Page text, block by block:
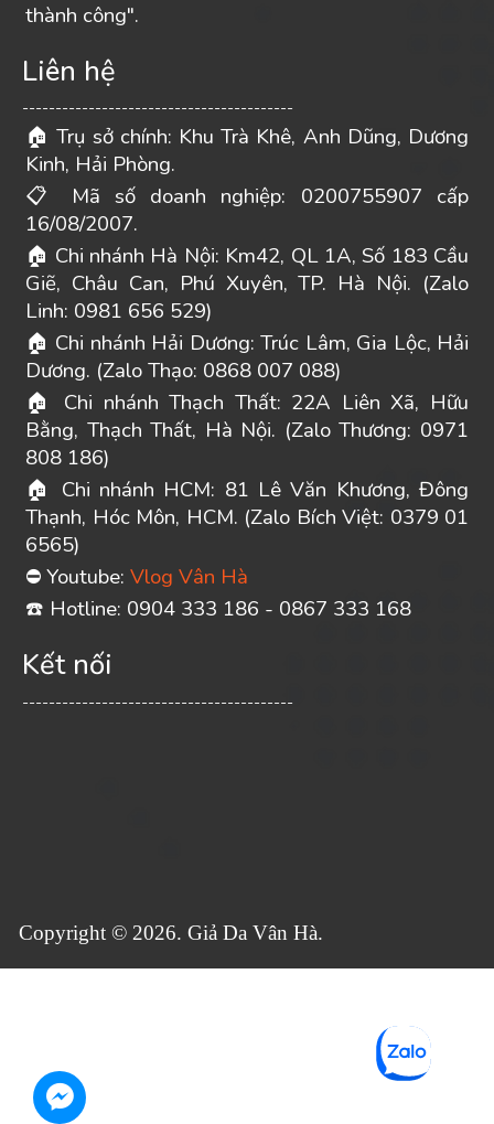
thành công".
Liên hệ
-----------------------------------------
🏠 Trụ sở chính: Khu Trà Khê, Anh Dũng, Dương
Kinh, Hải Phòng.
📋
Mã số doanh nghiệp: 0200755907 cấp
16/08/2007.
🏠 Chi nhánh Hà Nội: Km42, QL 1A, Số 183 Cầu
Giẽ, Châu Can, Phú Xuyên, TP. Hà Nội. (Zalo
Linh: 0981 656 529)
🏠 Chi nhánh Hải Dương: Trúc Lâm, Gia Lộc, Hải
Dương. (Zalo Thạo: 0868 007 088)
🏠 Chi nhánh Thạch Thất: 22A Liên Xã, Hữu
Bằng, Thạch Thất, Hà Nội. (Zalo Thương: 0971
808 186)
🏠
Chi nhánh HCM: 81 Lê Văn Khương, Đông
Thạnh, Hóc Môn, HCM. (Zalo Bích Việt: 0379 01
6565)
⛔ Youtube: Vlog Vân Hà
☎ ️ Hotline: 0904 333 186 - 0867 333 168
Kết nối
-----------------------------------------
Copyright © 2026. Giả Da Vân Hà.